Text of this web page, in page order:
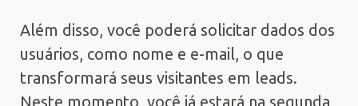
Além disso, você poderá solicitar dados dos
usuários, como nome e e-mail, o que
transformará seus visitantes em leads.
Neste momento, você já estará na segunda